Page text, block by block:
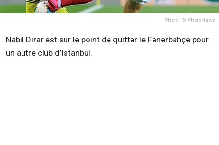
Photo: © PhotoNews
Nabil Dirar est sur le point de quitter le Fenerbahçe pour
un autre club d’Istanbul.